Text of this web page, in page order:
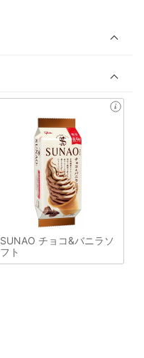
SUNAO チョコ&バニラソ
フト